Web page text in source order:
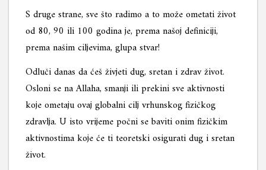
S druge strane, sve što radimo a to može ometati život
od 80, 90 ili 100 godina je, prema našoj definiciji,
prema našim ciljevima, glupa stvar!
Odluči danas da ćeš živjeti dug, sretan i zdrav život.
Osloni se na Allaha, smanji ili prekini sve aktivnosti
koje ometaju ovaj globalni cilj vrhunskog fizičkog
zdravlja. U isto vrijeme počni se baviti onim fizičkim
aktivnostima koje će ti teoretski osigurati dug i sretan
život.